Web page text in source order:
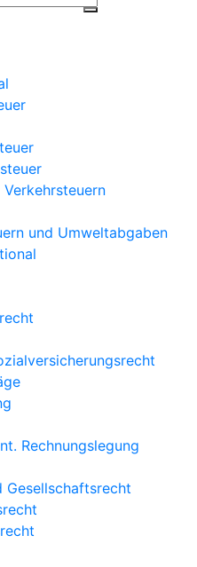
und Umweltabgaben
Rechnungslegung
Gesellschaftsrecht